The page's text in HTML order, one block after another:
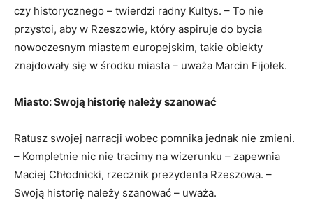
czy historycznego – twierdzi radny Kultys. – To nie
przystoi, aby w Rzeszowie, który aspiruje do bycia
nowoczesnym miastem europejskim, takie obiekty
znajdowały się w środku miasta – uważa Marcin Fijołek.
Miasto: Swoją historię należy szanować
Ratusz swojej narracji wobec pomnika jednak nie zmieni.
– Kompletnie nic nie tracimy na wizerunku – zapewnia
Maciej Chłodnicki, rzecznik prezydenta Rzeszowa. –
Swoją historię należy szanować – uważa.